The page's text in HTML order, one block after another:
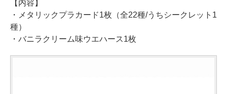
【内容】
・メタリックプラカード1枚（全22種/うちシークレット1
種）
・バニラクリーム味ウエハース1枚